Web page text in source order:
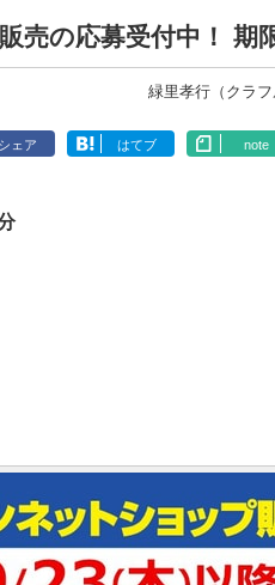
売の応募受付中！ 期
緑里孝行（クラフ
シェア はてブ note